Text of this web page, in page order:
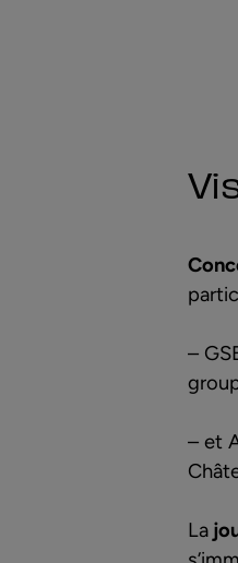
–
– et
La